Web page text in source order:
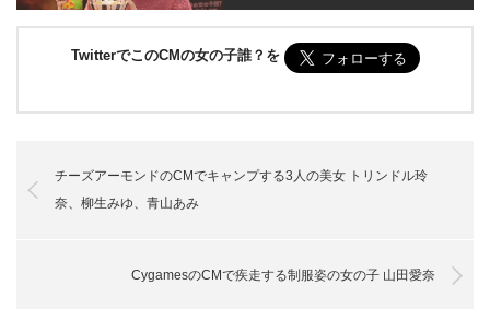
TwitterでこのCMの女の子誰？を
チーズアーモンドのCMでキャンプする3人の美女 トリンドル玲
奈、柳生みゆ、青山あみ
CygamesのCMで疾走する制服姿の女の子 山田愛奈